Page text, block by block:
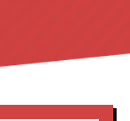
沢工業